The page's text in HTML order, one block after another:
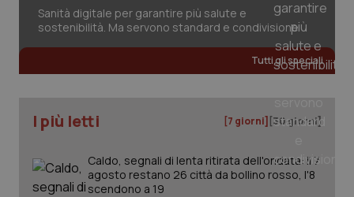
Salute orale & impianti
Tumore ovarico
Sanità digitale per garantire più salute e
sostenibilità. Ma servono standard e condivisione
Tutti gli speciali
I più letti [7 giorni] [30 giorni]
Caldo, segnali di lenta ritirata dell'ondata: il 7
agosto restano 26 città da bollino rosso, l'8
scendono a 19